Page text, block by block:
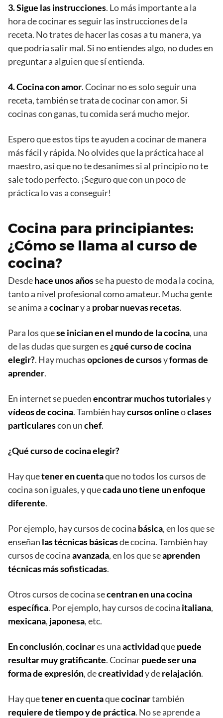
3. Sigue las instrucciones. Lo más importante a la
hora de cocinar es seguir las instrucciones de la
receta. No trates de hacer las cosas a tu manera, ya
que podría salir mal. Si no entiendes algo, no dudes en
preguntar a alguien que sí entienda.
4. Cocina con amor. Cocinar no es solo seguir una
receta, también se trata de cocinar con amor. Si
cocinas con ganas, tu comida será mucho mejor.
Espero que estos tips te ayuden a cocinar de manera
más fácil y rápida. No olvides que la práctica hace al
maestro, así que no te desanimes si al principio no te
sale todo perfecto. ¡Seguro que con un poco de
práctica lo vas a conseguir!
Cocina para principiantes:
¿Cómo se llama al curso de
cocina?
Desdehace unos añosse ha puesto de moda la cocina,
tanto a nivel profesional como amateur. Mucha gente
se anima acocinary a probar nuevas recetas.
Para los quese inician en el mundo de la cocina, una
de las dudas que surgen es ¿qué curso de cocina
elegir?. Hay muchasopciones de cursosyformas de
aprender.
En internet se puedenencontrar muchos tutorialesy
vídeos de cocina. También haycursos onlineoclases
particularescon unchef.
¿Qué curso de cocina elegir?
Hay quetener en cuentaque no todos los cursos de
cocina son iguales, y quecada uno tiene un enfoque
diferente.
Por ejemplo, hay cursos de cocina básica, en los que se
enseñan las técnicas básicasde cocina. También hay
cursos de cocinaavanzada, en los que seaprenden
técnicas más sofisticadas.
Otros cursos de cocina secentran en una cocina
específica. Por ejemplo, hay cursos de cocina italiana,
mexicana, japonesa, etc.
En conclusión,cocinares unaactividadquepuede
resultar muy gratificante. Cocinarpuede ser una
forma de expresión, decreatividady derelajación.
Hay quetener en cuentaquecocinartambién
requiere de tiempo y de práctica. No se aprende a